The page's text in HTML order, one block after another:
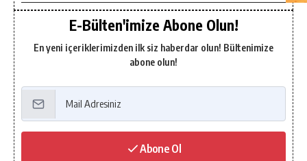
E-Bülten'imize Abone Olun!
En yeni içeriklerimizden ilk siz haberdar olun! Bültenimize
abone olun!
Abone Ol